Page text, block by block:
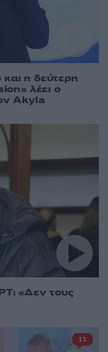
η δεύτερη
λέει ο
Akyla
«Δεν τους
11